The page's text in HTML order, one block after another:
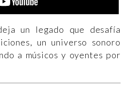
un legado que desafía
un universo sonoro
a músicos y oyentes por